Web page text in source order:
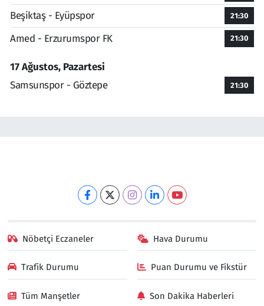
Beşiktaş - Eyüpspor 21:30
Amed - Erzurumspor FK 21:30
17 Ağustos, Pazartesi
Samsunspor - Göztepe
21:30
Nöbetçi Eczaneler Hava Durumu
Trafik Durumu Puan Durumu ve Fikstür
Tüm Manşetler Son Dakika Haberleri